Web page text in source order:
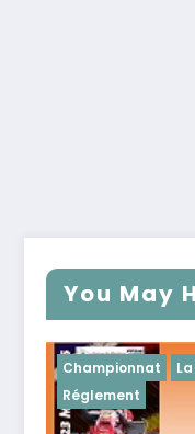
You May
Championnat
Réglement